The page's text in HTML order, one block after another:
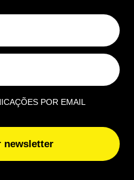
POR EMAIL
newsletter